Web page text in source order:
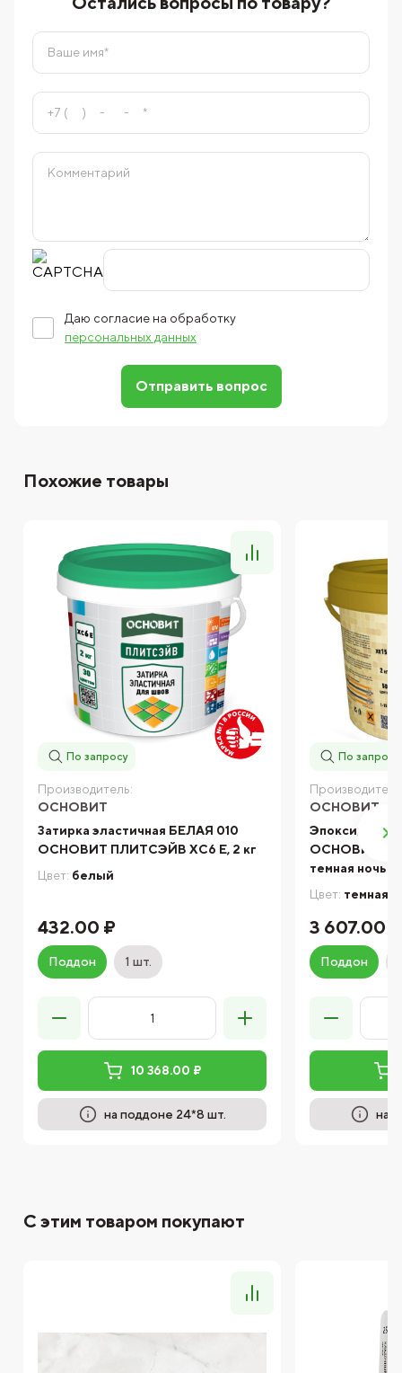
Даю согласие на обработку
персональных данных
Отправить вопрос
Похожие товары
По запросу
Производитель:
ОСНОВИТ
Затирка эластичная БЕЛАЯ 010
ОСНОВИТ ПЛИТСЭЙВ XC6 E, 2 кг
Цвет: белый
432.00 ₽
Поддон 1 шт.
10 368.00 ₽
на поддоне 24*8 шт.
По запросу
ОСНОВИТ
Эпоксидная
ОСНОВИТ
темная ночь
Цвет: темная
3 607.00 ₽
Поддон
на
С этим товаром покупают